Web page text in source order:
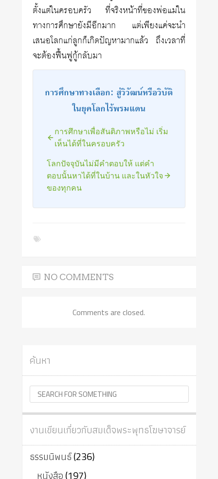
ตั้งแต่ในครอบครัว ที่จริงหน้าที่ของพ่อแม่ใน
ทางการศึกษายังมีอีกมาก แต่เพียงแค่จะนำ
เสนอโลกแก่ลูกก็เกิดปัญหามากแล้ว ถึงเวลาที่
จะต้องฟื้นฟูกู้กลับมา
การศึกษาทางเลือก: สู่วิวัฒน์หรือวิบัติ
ในยุคโลกไร้พรมแดน
การศึกษาเพื่อสันติภาพหรือไม่ เริ่ม
เห็นได้ที่ในครอบครัว
โลกปัจจุบันไม่มีคำตอบให้ แต่คำ
ตอบนั้นหาได้ที่ในบ้าน และในหัวใจ
ของทุกคน
NO COMMENTS
Comments are closed.
ค้นหา
งานเขียนเกี่ยวกับสมเด็จพระพุทธโฆษาจารย์
ธรรมนิพนธ์(236)
หนังสือ(197)